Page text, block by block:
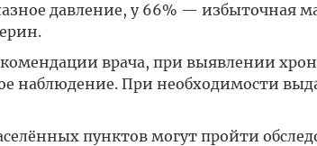
давление, у 66% — избыточная
врача, при выявлении
наблюдение. При необходимости
пунктов могут пройти